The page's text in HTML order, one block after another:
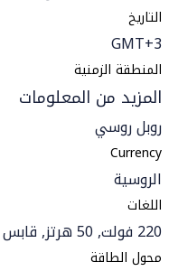
التاريخ
GMT+3
المنطقة الزمنية
المزيد من المعلومات
روبل روسي
Currency
الروسية
اللغات
220 فولت, 50 هرتز, قابس الكهرباء فئة C/F
محول الطاقة